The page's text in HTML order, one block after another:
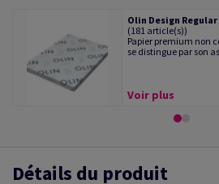
Olin Design
(181 article(s))
Papier premium non
se distingue par son
Voir plus
Détails du produit